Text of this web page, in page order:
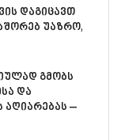
დაგიცავთ
უაზრო,
გმობს
და
აღიარებას –